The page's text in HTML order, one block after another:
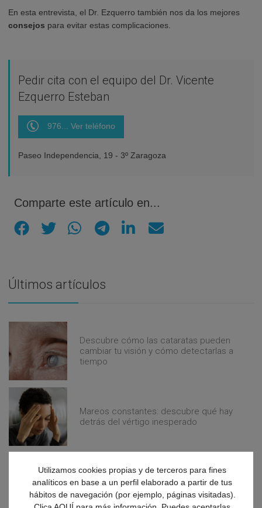
En esta entrevista, el Dr. Ezquerro también nos da los mejores
consejos para evitar estas complicaciones.
Pedir cita con el equipo del Dr. Vicente
Ezquerro Esteban
976... Ver teléfono
Paseo Independencia, 19 - 3º Zaragoza
Comparte este artículo en...
Últimos artículos
Descubre cómo las cataratas pueden
cambiar tu visión y cómo detectarlas a
tiempo
Mareos constantes: descubre qué hay
detrás del vértigo inesperado
Alivio natural para el reflujo
gastroesofágico: estrategias que
realmente funcionan
Utilizamos cookies propias y de terceros para fines
analíticos en base a un perfil elaborado a partir de tus
hábitos de navegación (por ejemplo, páginas visitadas).